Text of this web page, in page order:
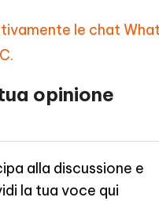
le chat
opinione
alla discussione e
la tua voce qui